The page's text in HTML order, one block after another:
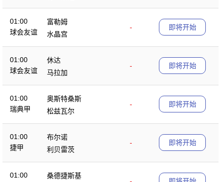
01:00
球会友谊
富勒姆
-
水晶宫
即将开始
01:00
球会友谊
休达
-
马拉加
即将开始
01:00
瑞典甲
奥斯特桑斯
-
松兹瓦尔
即将开始
01:00
捷甲
布尔诺
-
利贝雷茨
即将开始
01:00
桑德捷斯基